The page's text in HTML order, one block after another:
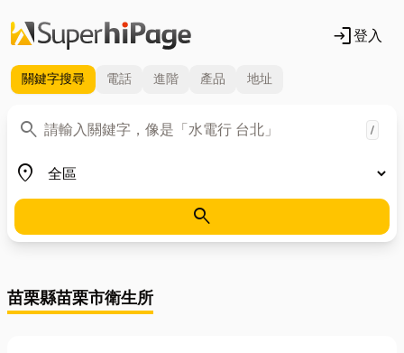
login登入
關鍵字搜尋 電話 進階 產品 地址
search
關鍵字 /
place
地區
search
苗栗縣苗栗市衛生所